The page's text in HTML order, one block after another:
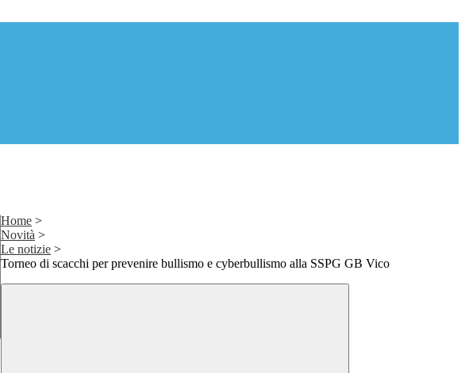
Home >
Novità >
Le notizie >
Torneo di scacchi per prevenire bullismo e cyberbullismo alla SSPG GB Vico